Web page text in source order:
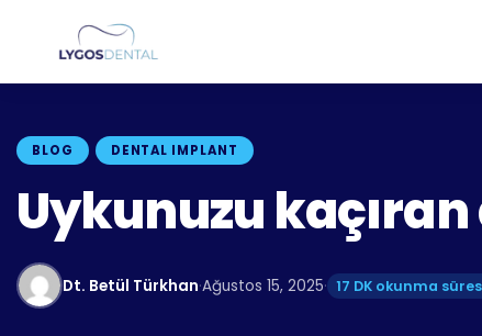
BLOG DENTAL IMPLANT
Uykunuzu kaçıran
Dt. Betül Türkhan·Ağustos 15, 2025· 17 DK okunma